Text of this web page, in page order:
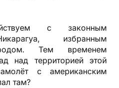
с законным
избранным
Тем временем
над территорией этой
с американским
там?